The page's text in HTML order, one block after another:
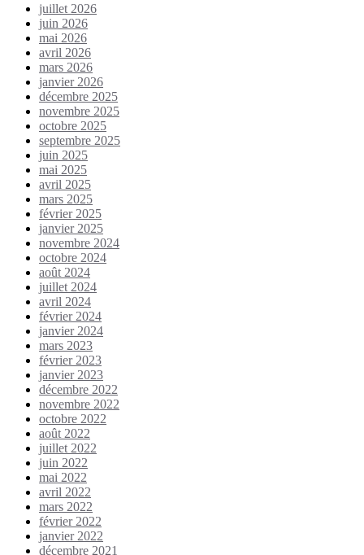
juillet 2026
juin 2026
mai 2026
avril 2026
mars 2026
janvier 2026
décembre 2025
novembre 2025
octobre 2025
septembre 2025
juin 2025
mai 2025
avril 2025
mars 2025
février 2025
janvier 2025
novembre 2024
octobre 2024
août 2024
juillet 2024
avril 2024
février 2024
janvier 2024
mars 2023
février 2023
janvier 2023
décembre 2022
novembre 2022
octobre 2022
août 2022
juillet 2022
juin 2022
mai 2022
avril 2022
mars 2022
février 2022
janvier 2022
décembre 2021